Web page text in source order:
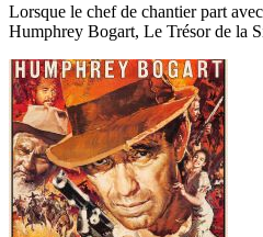
Lorsque le chef de chantier part
Humphrey Bogart, Le Trésor de la